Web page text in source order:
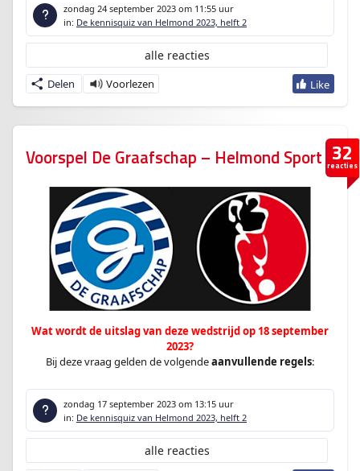
zondag 24 september 2023 om 11:55 uur
in: De kennisquiz van Helmond 2023, helft 2
Delen
alle reacties
32
reacties
Voorspel De Graafschap – Helmond Sport
Wat wordt de uitslag van deze wedstrijd op 18 september
2023?
Bij deze vraag gelden de volgendeaanvullende regels:
zondag 17 september 2023 om 13:15 uur
in: De kennisquiz van Helmond 2023, helft 2
alle reacties